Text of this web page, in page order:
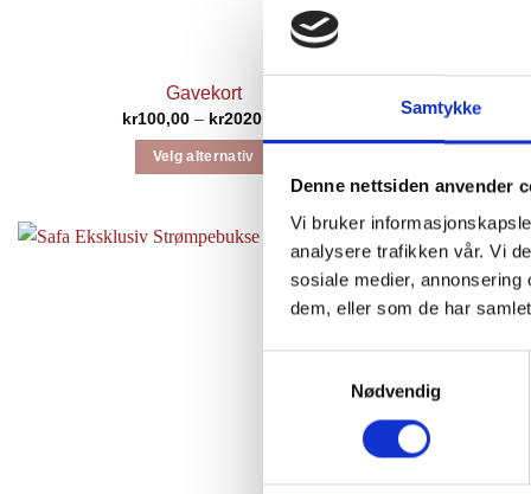
Samtykke
Denne nettsiden anvender
Vi bruker
analysere trafikken vår. Vi
sosiale medier,
dem, eller som de har
Nødvendig
Gavekort
kr100,00 – kr2020,00
til
Velg alternativ
har